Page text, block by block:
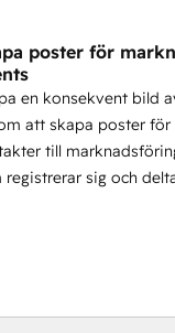
poster för
en konsekvent bild
att skapa poster
till
registrerar sig och